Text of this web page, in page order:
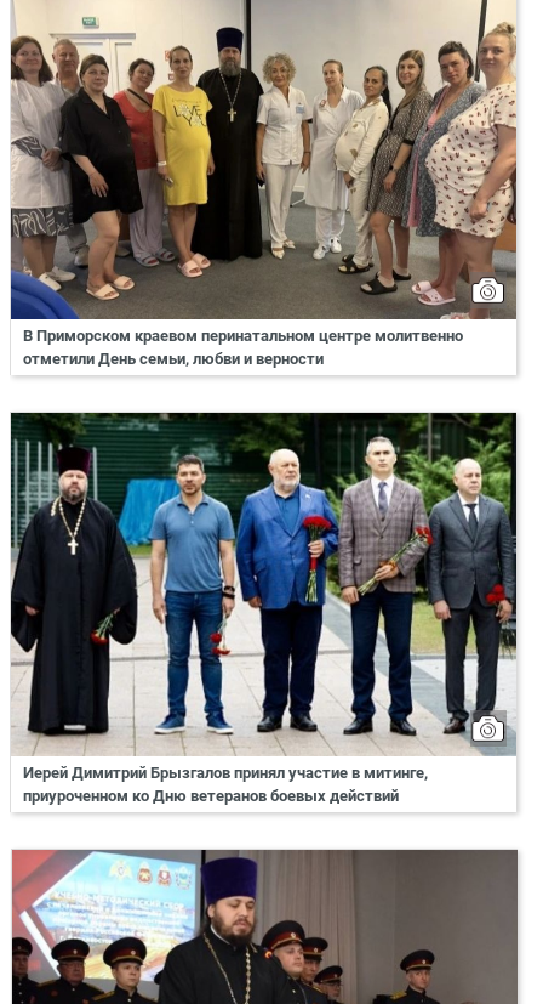
В Приморском краевом перинатальном центре молитвенно
отметили День семьи, любви и верности
Иерей Димитрий Брызгалов принял участие в митинге,
приуроченном ко Дню ветеранов боевых действий